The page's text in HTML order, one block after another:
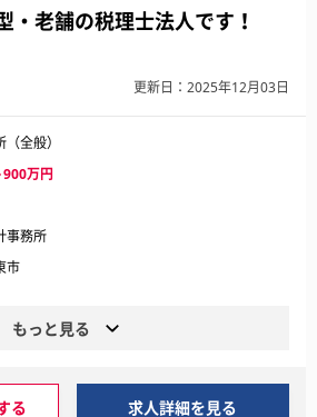
・老舗の税理士法人です！
更新日：2025年12月03日
全般）
万円
事務所
市
もっと見る
る 求人詳細を見る